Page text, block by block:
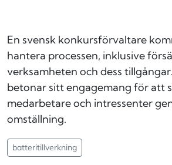
En svensk konkursförvaltare
hantera processen, inklusive
verksamheten och dess
betonar sitt engagemang för att
medarbetare och intressenter
omställning.
batteritillverkning